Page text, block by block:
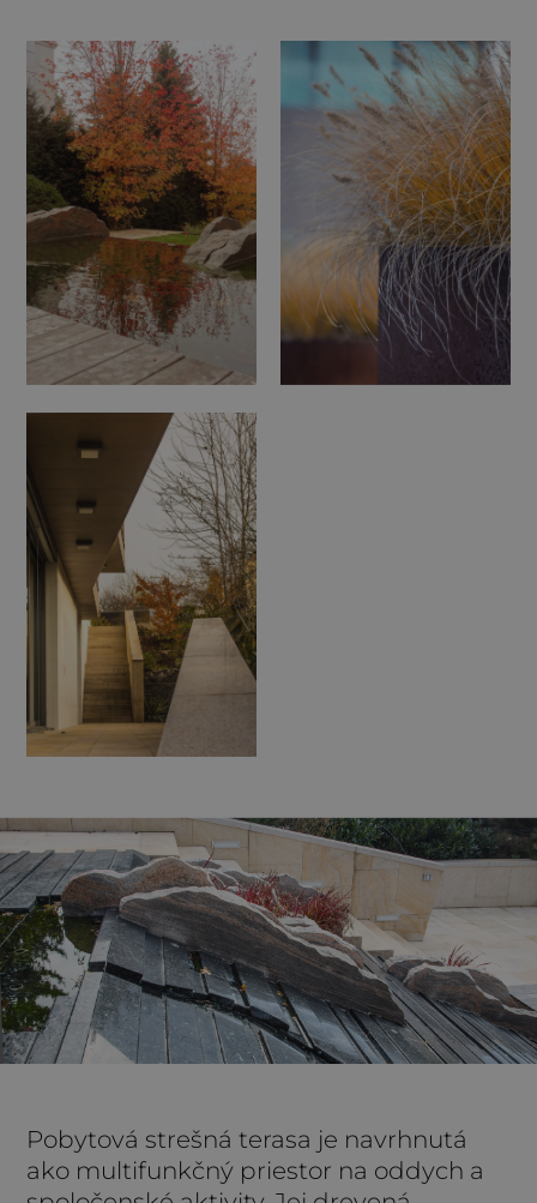
Pobytová strešná terasa je navrhnutá
ako multifunkčný priestor na oddych a